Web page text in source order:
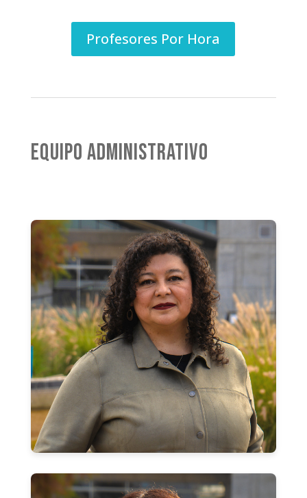
Profesores Por Hora
EQUIPO ADMINISTRATIVO
Rosa Fuentes Marambio
Secretaria Dirección
rosa.fuentes.m@usach.cl